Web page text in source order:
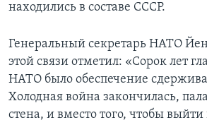
находились в составе СССР.
Генеральный секретарь НАТО
этой связи отметил: «Сорок лет
НАТО было обеспечение
Холодная война закончилась,
стена, и вместо того, чтобы выйти